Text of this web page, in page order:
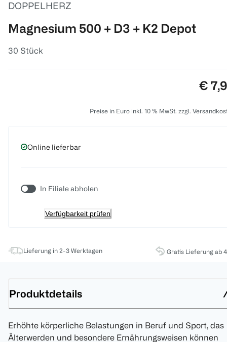
DOPPELHERZ
Magnesium 500 + D3 + K2 Depot
30 Stück
€
Preise in Euro inkl. 10 % MwSt. zzgl.
Online lieferbar
In Filiale abholen
Verfügbarkeit prüfen
Lieferung in 2-3 Werktagen Gratis Lieferung ab
Produktdetails
Erhöhte körperliche Belastungen in Beruf und Sport, das
Älterwerden und besondere Ernährungsweisen können